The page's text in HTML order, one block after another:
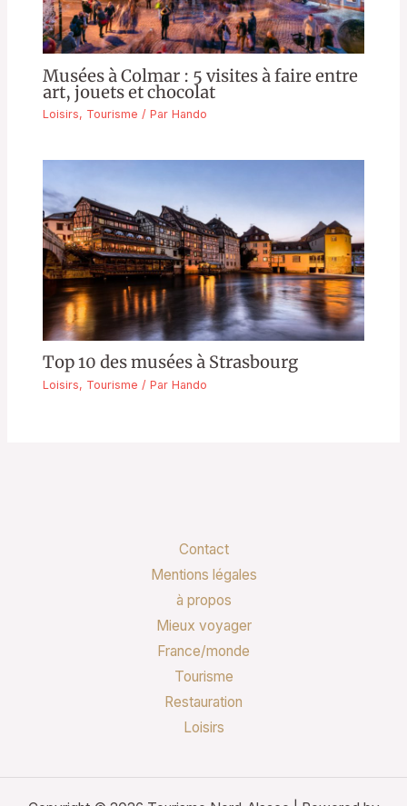
Musées à Colmar : 5 visites à faire entre
art, jouets et chocolat
Loisirs, Tourisme / ParHando
Top 10 des musées à Strasbourg
Loisirs, Tourisme / ParHando
Contact
Mentions légales
à propos
Mieux voyager
France/monde
Tourisme
Restauration
Loisirs